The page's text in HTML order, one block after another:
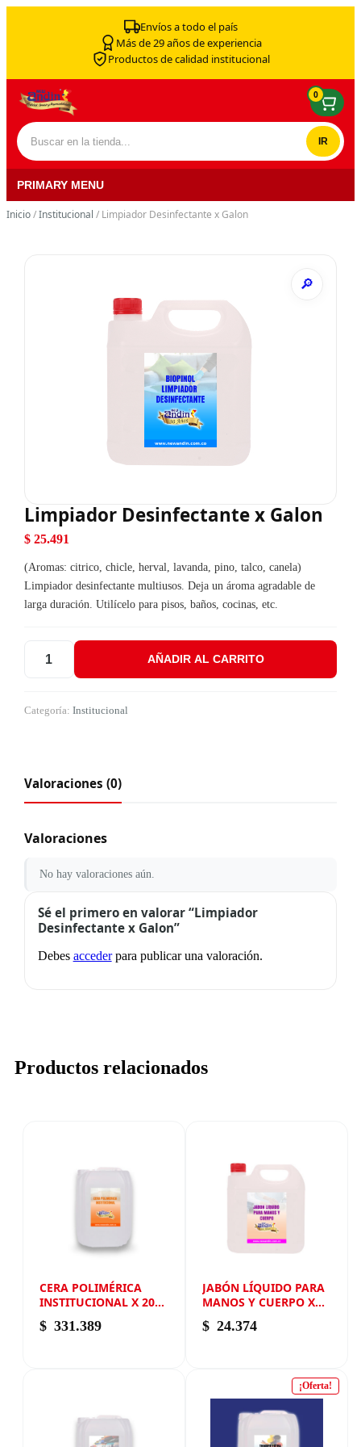
Envíos a todo el país
Más de 29 años de experiencia
Productos de calidad institucional
Buscar por:
0
PRIMARY MENU
Inicio/Institucional / Limpiador Desinfectante x Galon
Limpiador Desinfectante x Galon
$25.491
(Aromas: citrico, chicle, herval, lavanda, pino, talco, canela)
Limpiador desinfectante multiusos. Deja un ároma agradable de
larga duración. Utilícelo para pisos, baños, cocinas, etc.
Limpiador Desinfectante x Galon cantidad
AÑADIR AL CARRITO
Categoría: Institucional
Valoraciones (0)
Valoraciones
No hay valoraciones aún.
Sé el primero en valorar “Limpiador
Desinfectante x Galon”
Debes accederpara publicar una valoración.
Productos relacionados
CERA POLIMÉRICA
INSTITUCIONAL X 20
LITROS
$ 331.389
JABÓN LÍQUIDO PARA
MANOS Y CUERPO X
GALÓN
$ 24.374
¡Oferta!